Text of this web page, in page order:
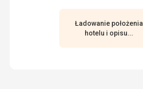
Ładowanie położenia
hotelu i opisu...